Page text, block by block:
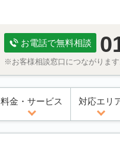
お電話で無料相談
※お客様相談窓口につながりま
料金・サービス 対応エリ